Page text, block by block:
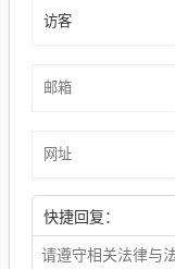
快捷回复：